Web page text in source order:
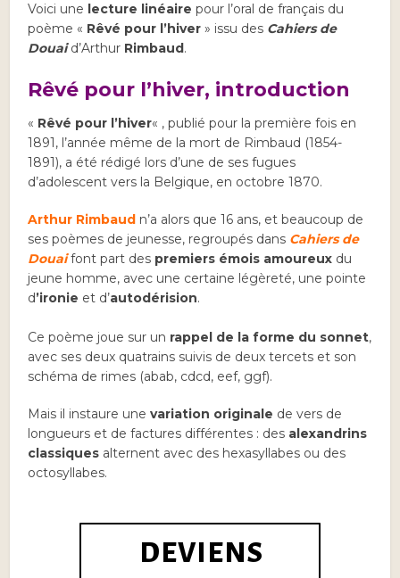
Voici une lecture linéaire pour l’oral de français du
poème « Rêvé pour l’hiver » issu des Cahiers de
Douaid’Arthur Rimbaud.
Rêvé pour l’hiver, introduction
« Rêvé pour l’hiver« , publié pour la première fois en
1891, l’année même de la mort de Rimbaud (1854-
1891), a été rédigé lors d’une de ses fugues
d’adolescent vers la Belgique, en octobre 1870.
Arthur Rimbaud n’a alors que 16 ans, et beaucoup de
ses poèmes de jeunesse, regroupés dans Cahiers de
Douaifont part des premiers émois amoureux du
jeune homme, avec une certaine légèreté, une pointe
d’ironie et d’autodérision.
Ce poème joue sur un rappel de la forme du sonnet,
avec ses deux quatrains suivis de deux tercets et son
schéma de rimes (abab, cdcd, eef, ggf).
Mais il instaure unevariation originale de vers de
longueurs et de factures différentes : des alexandrins
classiques alternent avec des hexasyllabes ou des
octosyllabes.
DEVIENS